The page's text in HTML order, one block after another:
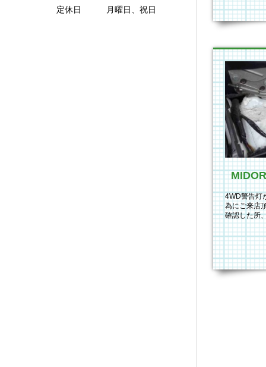
4WD警告灯
為にご来店
確認した所
いました
定休日 月曜日、祝日